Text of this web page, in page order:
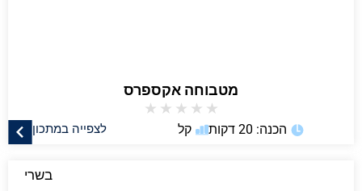
מטבוחה אקספרס
★
★
★
★
★
לצפייה במתכון הכנה: 20 דקות קל
בשרי